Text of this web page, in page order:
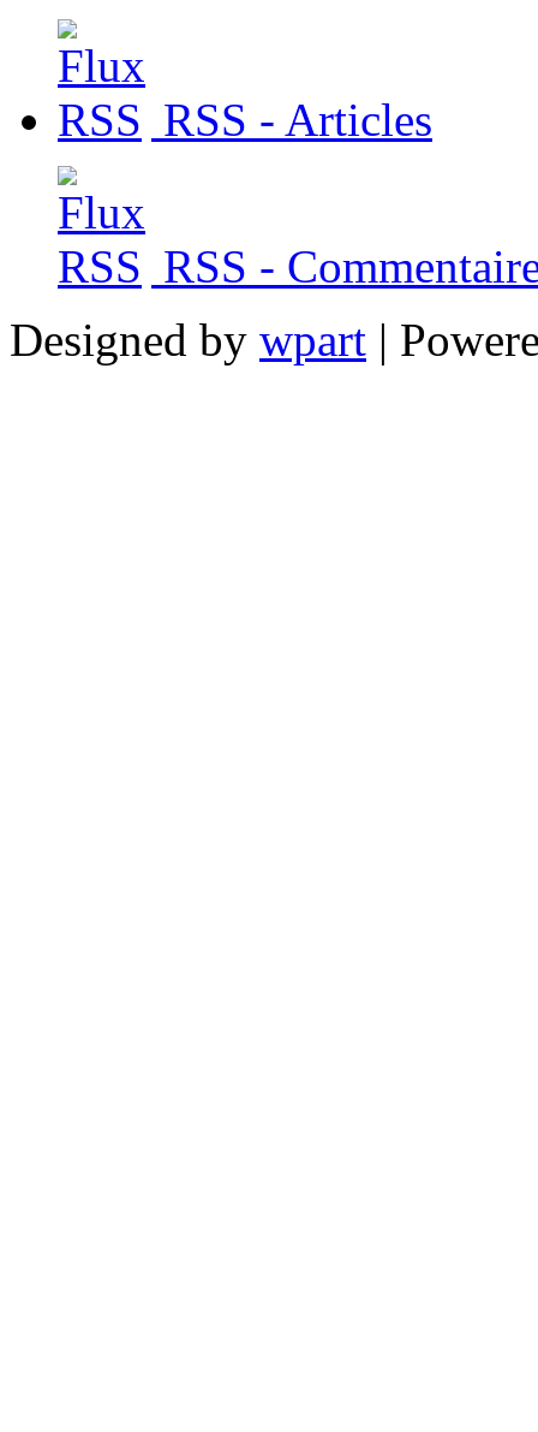
RSS - Articles
RSS -
Designed by wpart |